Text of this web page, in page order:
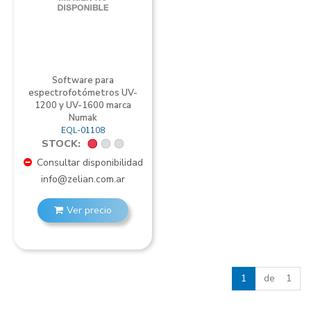
Software para
espectrofotómetros UV-
1200 y UV-1600 marca
Numak
EQL-01108
STOCK:
Consultar disponibilidad
info@zelian.com.ar
Ver precio
1 de 1